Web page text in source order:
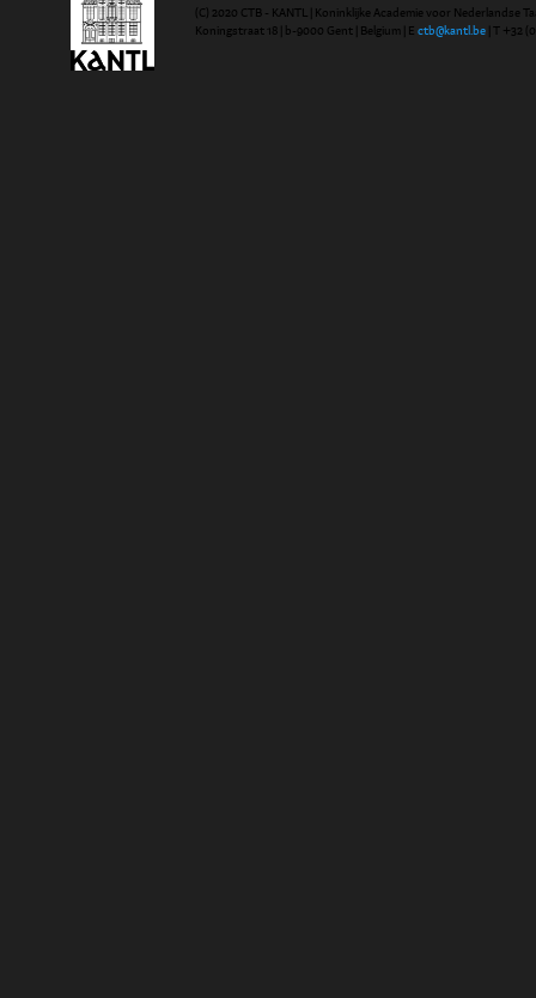
(C) 2020 CTB - KANTL | Koninklijke Academie voor Nederlandse
Koningstraat 18 | b-9000 Gent | Belgium | E ctb@kantl.be | T +32